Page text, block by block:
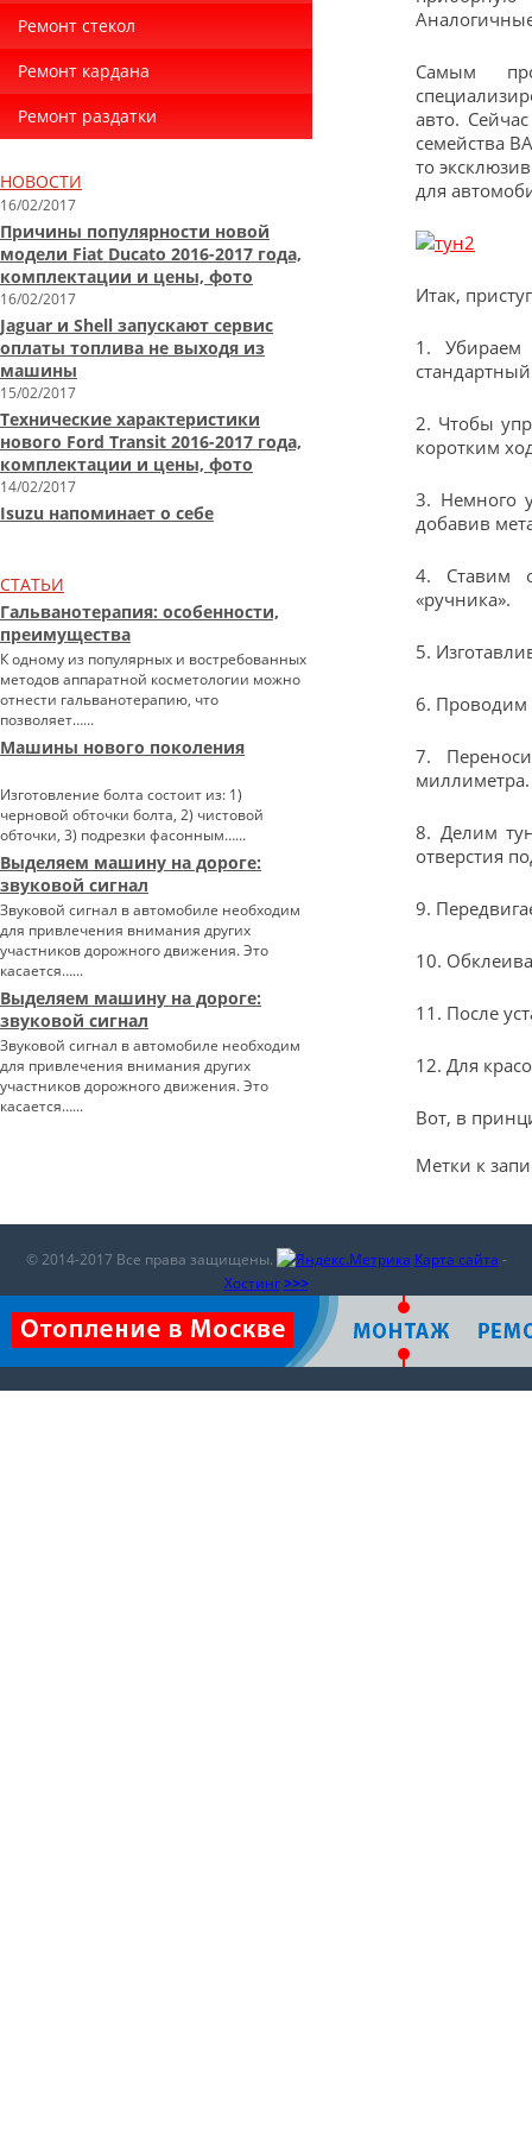
Ремонт стекол
Ремонт кардана
Ремонт раздатки
НОВОСТИ
16/02/2017
Причины популярности новой
модели Fiat Ducato 2016-2017 года,
комплектации и цены, фото
16/02/2017
Jaguar и Shell запускают сервис
оплаты топлива не выходя из
машины
15/02/2017
Технические характеристики
нового Ford Transit 2016-2017 года,
комплектации и цены, фото
14/02/2017
Isuzu напоминает о себе
СТАТЬИ
Гальванотерапия: особенности,
преимущества
К одному из популярных и востребованных
методов аппаратной косметологии можно
отнести гальванотерапию, что
позволяет…...
Машины нового поколения
Изготовление болта состоит из: 1)
черновой обточки болта, 2) чистовой
обточки, 3) подрезки фасонным…...
Выделяем машину на дороге:
звуковой сигнал
Звуковой сигнал в автомобиле необходим
для привлечения внимания других
участников дорожного движения. Это
касается…...
Выделяем машину на дороге:
звуковой сигнал
Звуковой сигнал в автомобиле необходим
для привлечения внимания других
участников дорожного движения. Это
касается…...
Самым
авто.
семейства
то
для
Итак,
1.
2. Чтобы
коротким
3. Немного
добавив
4. Ставим
«ручника».
5.
6. Проводим
7.
миллиметра.
8. Делим
отверстия
9.
10.
11. После
12. Для
Вот, в
Метки к
© 2014-2017 Все права защищены. Карта сайта -
Хостинг >>>